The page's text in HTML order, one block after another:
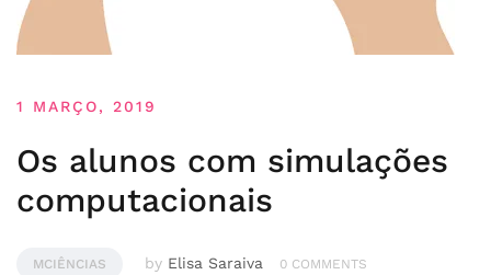
1 MARÇO, 2019
Os alunos com simulações
computacionais
MCIÊNCIAS by Elisa Saraiva 0 COMMENTS